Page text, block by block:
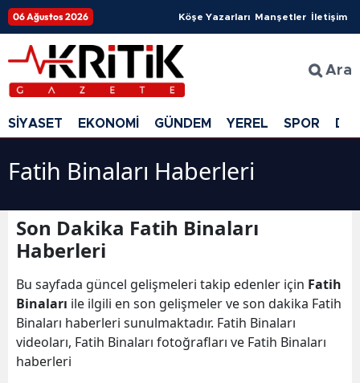
06 Ağustos 2026 Köşe Yazarları Manşetler İletişim
Ara
SİYASET EKONOMİ GÜNDEM YEREL SPOR
Fatih Binaları Haberleri
Son Dakika Fatih Binaları
Haberleri
Bu sayfada güncel gelişmeleri takip edenler için Fatih
Binaları ile ilgili en son gelişmeler ve son dakika Fatih
Binaları haberleri sunulmaktadır. Fatih Binaları
videoları, Fatih Binaları fotoğrafları ve Fatih Binaları
haberleri